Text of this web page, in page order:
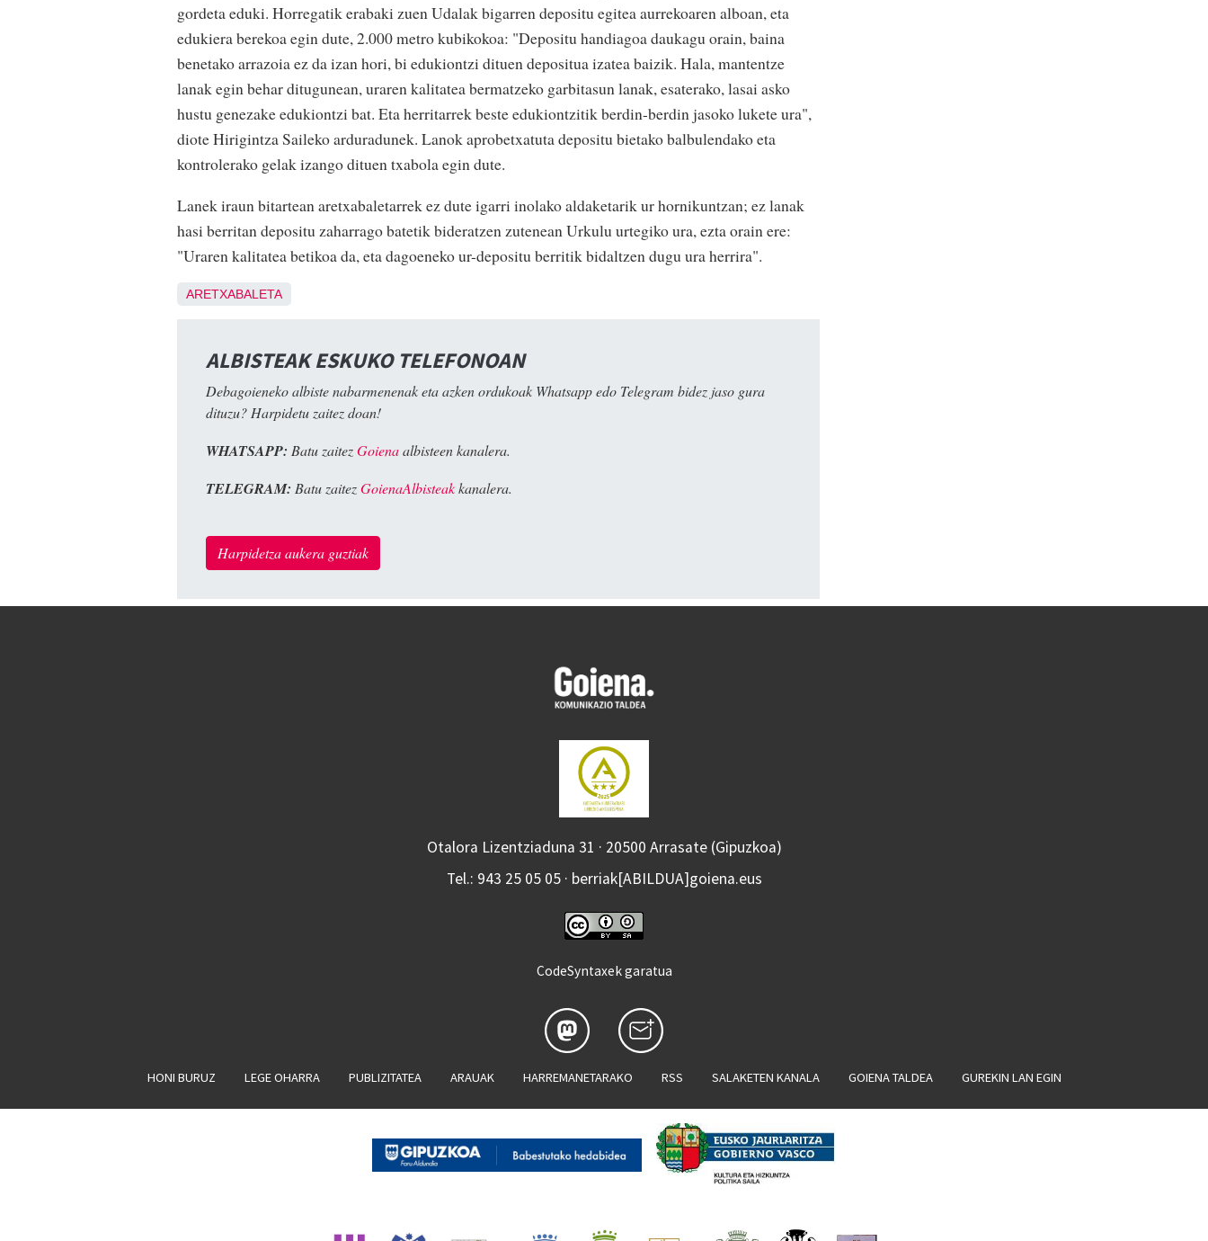
gordeta eduki. Horregatik erabaki zuen Udalak bigarren depositu egitea aurrekoaren alboan, eta
edukiera berekoa egin dute, 2.000 metro kubikokoa: "Depositu handiagoa daukagu orain, baina
benetako arrazoia ez da izan hori, bi edukiontzi dituen depositua izatea baizik. Hala, mantentze
lanak egin behar ditugunean, uraren kalitatea bermatzeko garbitasun lanak, esaterako, lasai asko
hustu genezake edukiontzi bat. Eta herritarrek beste edukiontzitik berdin-berdin jasoko lukete ura",
diote Hirigintza Saileko arduradunek. Lanok aprobetxatuta depositu bietako balbulendako eta
kontrolerako gelak izango dituen txabola egin dute.
Lanek iraun bitartean aretxabaletarrek ez dute igarri inolako aldaketarik ur hornikuntzan; ez lanak
hasi berritan depositu zaharrago batetik bideratzen zutenean Urkulu urtegiko ura, ezta orain ere:
"Uraren kalitatea betikoa da, eta dagoeneko ur-depositu berritik bidaltzen dugu ura herrira".
ARETXABALETA
ALBISTEAK ESKUKO TELEFONOAN
Debagoieneko albiste nabarmenenak eta azken ordukoak Whatsapp edo Telegram bidez jaso gura
dituzu? Harpidetu zaitez doan!
WHATSAPP: Batu zaitezGoienaalbisteen kanalera.
TELEGRAM: Batu zaitezGoienaAlbisteakkanalera.
Harpidetza aukera guztiak
Otalora Lizentziaduna 31 · 20500 Arrasate (Gipuzkoa)
Tel.: 943 25 05 05 · berriak[ABILDUA]goiena.eus
CodeSyntaxek garatua
HONI BURUZ LEGE OHARRA PUBLIZITATEA ARAUAK HARREMANETARAKO RSS SALAKETEN KANALA GOIENA TALDEA GUREKIN LAN EGIN